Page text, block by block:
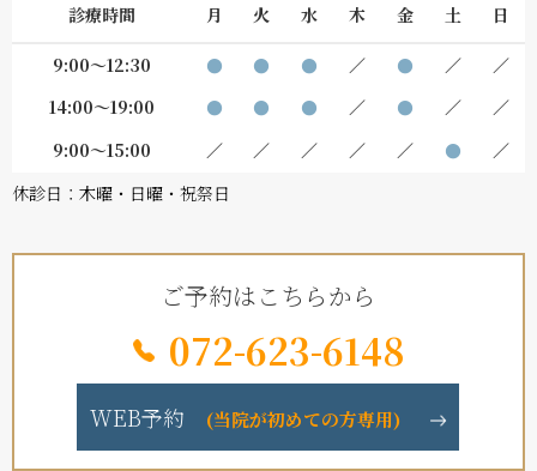
診療時間 月 火 水 木 金 土 日
9:00～12:30 ● ● ● ／ ● ／
／
14:00～19:00
● ● ● ／ ● ／
／
9:00～15:00
／ ／ ／ ／ ／ ●
／
休診日：木曜・日曜・祝祭日
ご予約はこちらから
072-623-6148
WEB予約 (当院が初めての方専用)